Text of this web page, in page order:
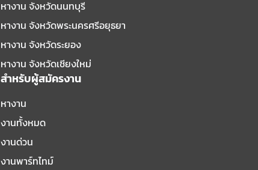
หางาน จังหวัดนนทบุรี
หางาน จังหวัดพระนครศรีอยุธยา
หางาน จังหวัดระยอง
หางาน จังหวัดเชียงใหม่
สำหรับผู้สมัครงาน
หางาน
งานทั้งหมด
งานด่วน
งานพาร์ทไทม์